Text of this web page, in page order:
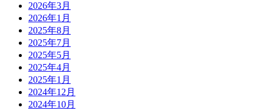
2026年3月
2026年1月
2025年8月
2025年7月
2025年5月
2025年4月
2025年1月
2024年12月
2024年10月